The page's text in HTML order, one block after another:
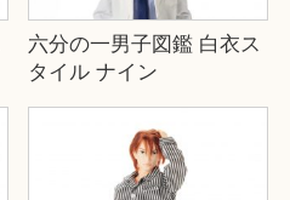
六分の一男子図鑑 白衣ス
タイル ナイン